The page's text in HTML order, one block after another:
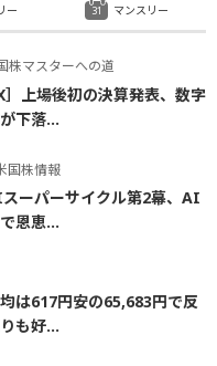
株マスターへの道
］上場後初の決算発表、数字
下落...
国株情報
スーパーサイクル第2幕、AI
恩恵...
均は617円安の65,683円で反
も好...
ー マンスリー